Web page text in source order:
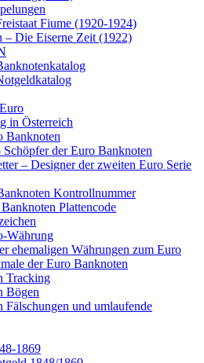
Fiume (1920-1924)
– Die Eiserne Zeit (1922)
in Österreich
Banknoten
der Euro Banknoten
– Designer der zweiten Euro Serie
Kontrollnummer
Plattencode
Währung
ehemaligen Währungen zum Euro
der Euro Banknoten
Tracking
Bögen
Fälschungen und umlaufende
1869